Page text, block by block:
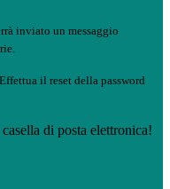
inviato un messaggio
il reset della password
di posta elettronica!